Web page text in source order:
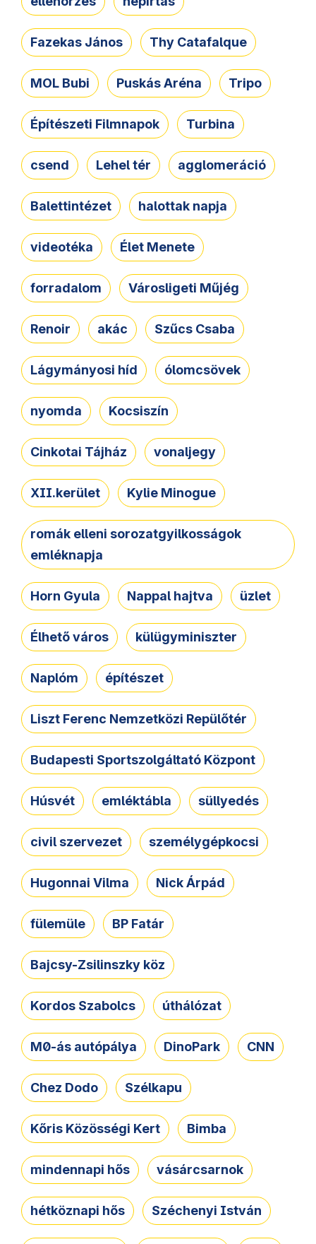
Fazekas János Thy Catafalque
MOL Bubi Puskás Aréna Tripo
Építészeti Filmnapok Turbina
csend Lehel tér agglomeráció
Balettintézet halottak napja
videotéka Élet Menete
forradalom Városligeti Műjég
Renoir akác Szűcs Csaba
Lágymányosi híd ólomcsövek
nyomda Kocsiszín
Cinkotai Tájház vonaljegy
XII.kerület Kylie Minogue
romák elleni sorozatgyilkosságok
emléknapja
Horn Gyula Nappal hajtva üzlet
Élhető város külügyminiszter
Naplóm építészet
Liszt Ferenc Nemzetközi Repülőtér
Budapesti Sportszolgáltató Központ
Húsvét emléktábla süllyedés
civil szervezet személygépkocsi
Hugonnai Vilma Nick Árpád
fülemüle BP Fatár
Bajcsy-Zsilinszky köz
Kordos Szabolcs úthálózat
M0-ás autópálya DinoPark CNN
Chez Dodo Szélkapu
Kőris Közösségi Kert Bimba
mindennapi hős vásárcsarnok
hétköznapi hős Széchenyi István